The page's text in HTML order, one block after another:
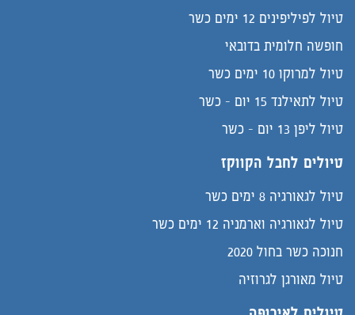
טיול לפיליפינים 12 ימים כשר
חופשה חלומית בדובאי
טיול למרוקו 10 ימים כשר
טיול לתאילנד 15 יום - כשר
טיול ליפן 13 יום - כשר
טיולים לחבל הקווקז
טיול לגאורגיה 8 ימים כשר
טיול לגאורגיה וארמניה 12 ימים כשר
חנוכה כשר בחול 2020
טיול מאורגן לגרוזיה